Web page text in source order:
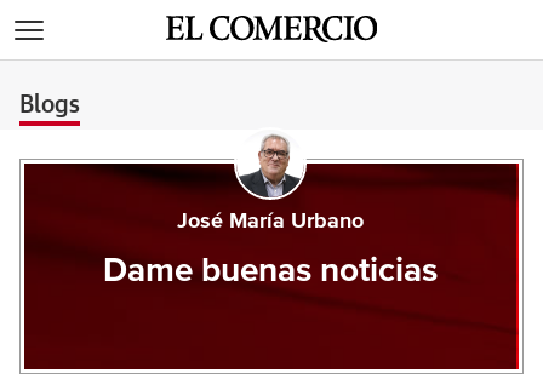
Blogs
José María Urbano
Dame buenas noticias